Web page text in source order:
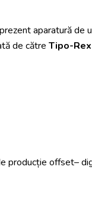
aparatură de
de către Tipo-Rex
producție offset–